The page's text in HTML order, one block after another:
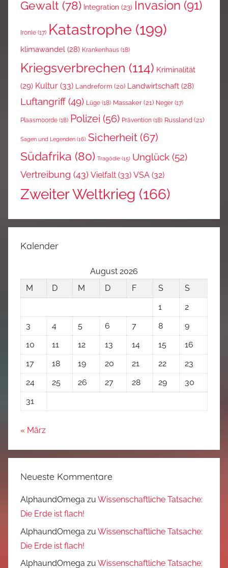
Gewalt (78) Integration (23) Invasion (91)
Ironie (17) Katastrophe (199)
klimawandel (28) Krankenhaus (18)
Kriegsverbrechen (114) Kriminalität
(29) Kultur (33) Landreform (20) Landwirtschaft (28)
Luftangriff (49) Lüge (18) Massaker (21) Neger (17)
Plaasmoorde (18) Polizei (56) Prävention (18) Russland (21)
Sagen und Legenden (16) Sicherheit (67)
Südafrika (80) Tragödie (15) Unglück (52)
Vertreibung (43) Vielfalt (33) VSA (32)
Zweiter Weltkrieg (166)
Kalender
August 2026
M
D M D F S
S
1
2
3
4 5 6 7 8
9
10
11 12 13 14 15
16
17
18 19 20 21 22
23
24
25 26 27 28 29
30
31
« März
Neueste Kommentare
AlphaundOmega zu Wissenschaftliche Tatsache:
Die Erde ist flach!
AlphaundOmega zu Wissenschaftliche Tatsache:
Die Erde ist flach!
AlphaundOmega zu Wissenschaftliche Tatsache: